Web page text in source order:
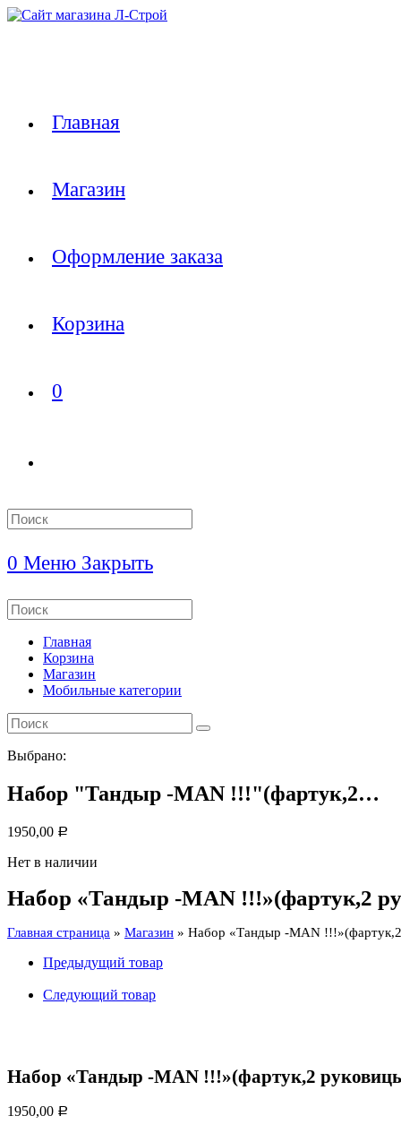
Перейти
Главная
Магазин
Оформление заказа
Корзина
0
Search
this
0 Меню Закрыть
Search
this
websiteГлавная
Корзина
Магазин
Мобильные категории
Выбрано:
Набор "Тандыр -MAN !!!"(фартук,2…
1950,00 Р
Нет в наличии
Набор «Тандыр -MAN !!!»(фартук,2
Главная страница » Магазин » Набор «Тандыр -MAN
Предыдущий товар
Следующий товар
Набор «Тандыр -MAN !!!»(фартук,2
1950,00 Р